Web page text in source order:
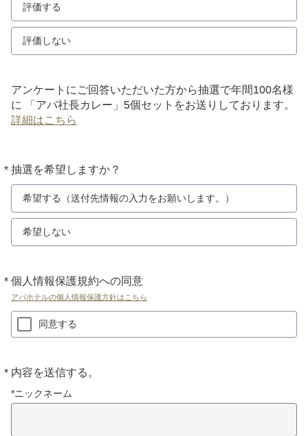
評価する
評価しない
アンケートにご回答いただいた方から抽選で年間100名様
に 「アパ社長カレー」5個セットをお送りしております。
詳細はこちら
* 抽選を希望しますか？
必
須
希望する（送付先情報の入力をお願いします。）
希望しない
* 個人情報保護規約への同意
アパホテルの個人情報保護方針はこちら
必
須
同意する
* 内容を送信する。
必
須
*ニックネーム